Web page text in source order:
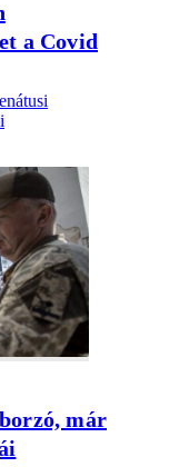
a Covid
már